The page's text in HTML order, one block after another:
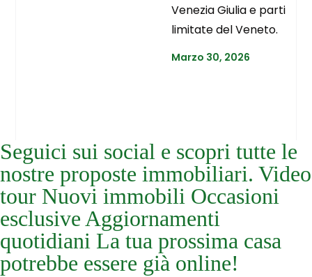
Venezia Giulia e parti
limitate del Veneto.
Marzo 30, 2026
Seguici sui social e scopri tutte le
nostre proposte immobiliari. Video
tour Nuovi immobili Occasioni
esclusive Aggiornamenti
quotidiani La tua prossima casa
potrebbe essere già online!